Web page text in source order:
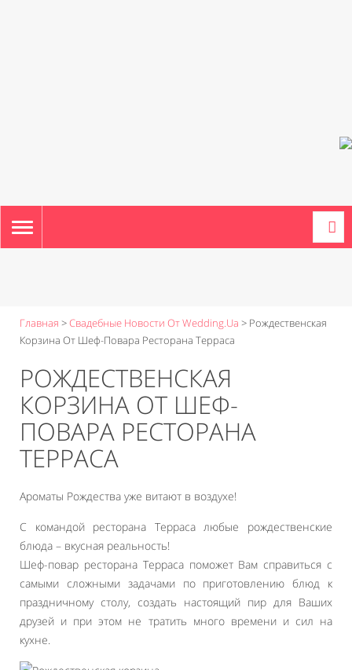
TOGGLE
NAVIGATION
Главная >Свадебные Новости От Wedding.ua > Рождественская
Корзина От Шеф-Повара Ресторана Терраса
РОЖДЕСТВЕНСКАЯ
КОРЗИНА ОТ ШЕФ-
ПОВАРА РЕСТОРАНА
ТЕРРАСА
Ароматы Рождества уже витают в воздухе!
С командой ресторана Терраса любые рождественские
блюда – вкусная реальность!
Шеф-повар ресторана Терраса поможет Вам справиться с
самыми сложными задачами по приготовлению блюд к
праздничному столу, создать настоящий пир для Ваших
друзей и при этом не тратить много времени и сил на
кухне.